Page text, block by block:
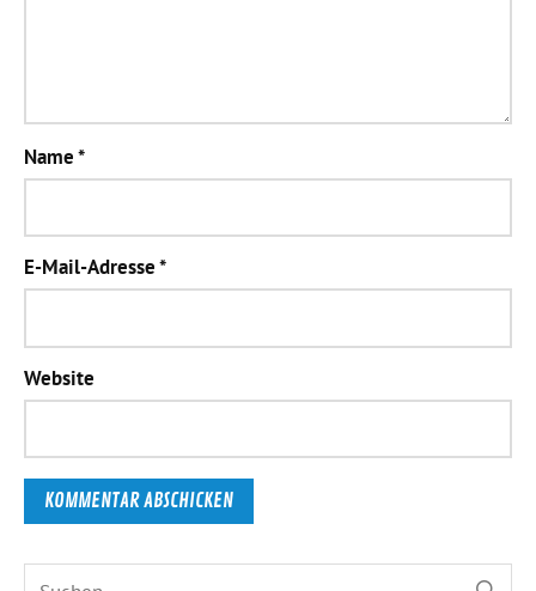
Name*
E-Mail-Adresse*
Website